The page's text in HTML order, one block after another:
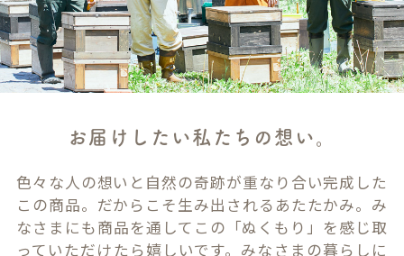
お届けしたい私たちの想い。
色々な人の想いと自然の奇跡が重なり合い完成した
この商品。だからこそ生み出されるあたたかみ。み
なさまにも商品を通してこの「ぬくもり」を感じ取
っていただけたら嬉しいです。みなさまの暮らしに